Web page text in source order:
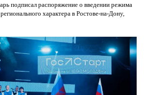
подписал распоряжение о введении режима
характера в Ростове-на-Дону,
конфиденциальности и
конфиденциальности и